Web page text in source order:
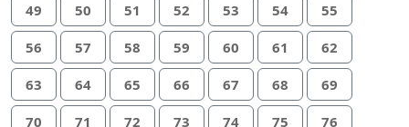
49 50 51 52 53 54 55
56 57 58 59 60 61 62
63 64 65 66 67 68 69
70 71 72 73 74 75 76